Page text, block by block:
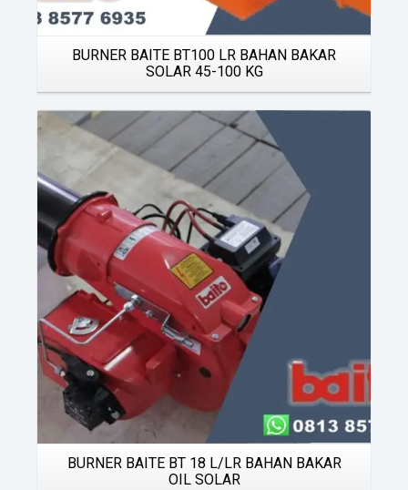
BURNER BAITE BT100 LR BAHAN BAKAR
SOLAR 45-100 KG
Details
BURNER BAITE BT 18 L/LR BAHAN BAKAR
OIL SOLAR